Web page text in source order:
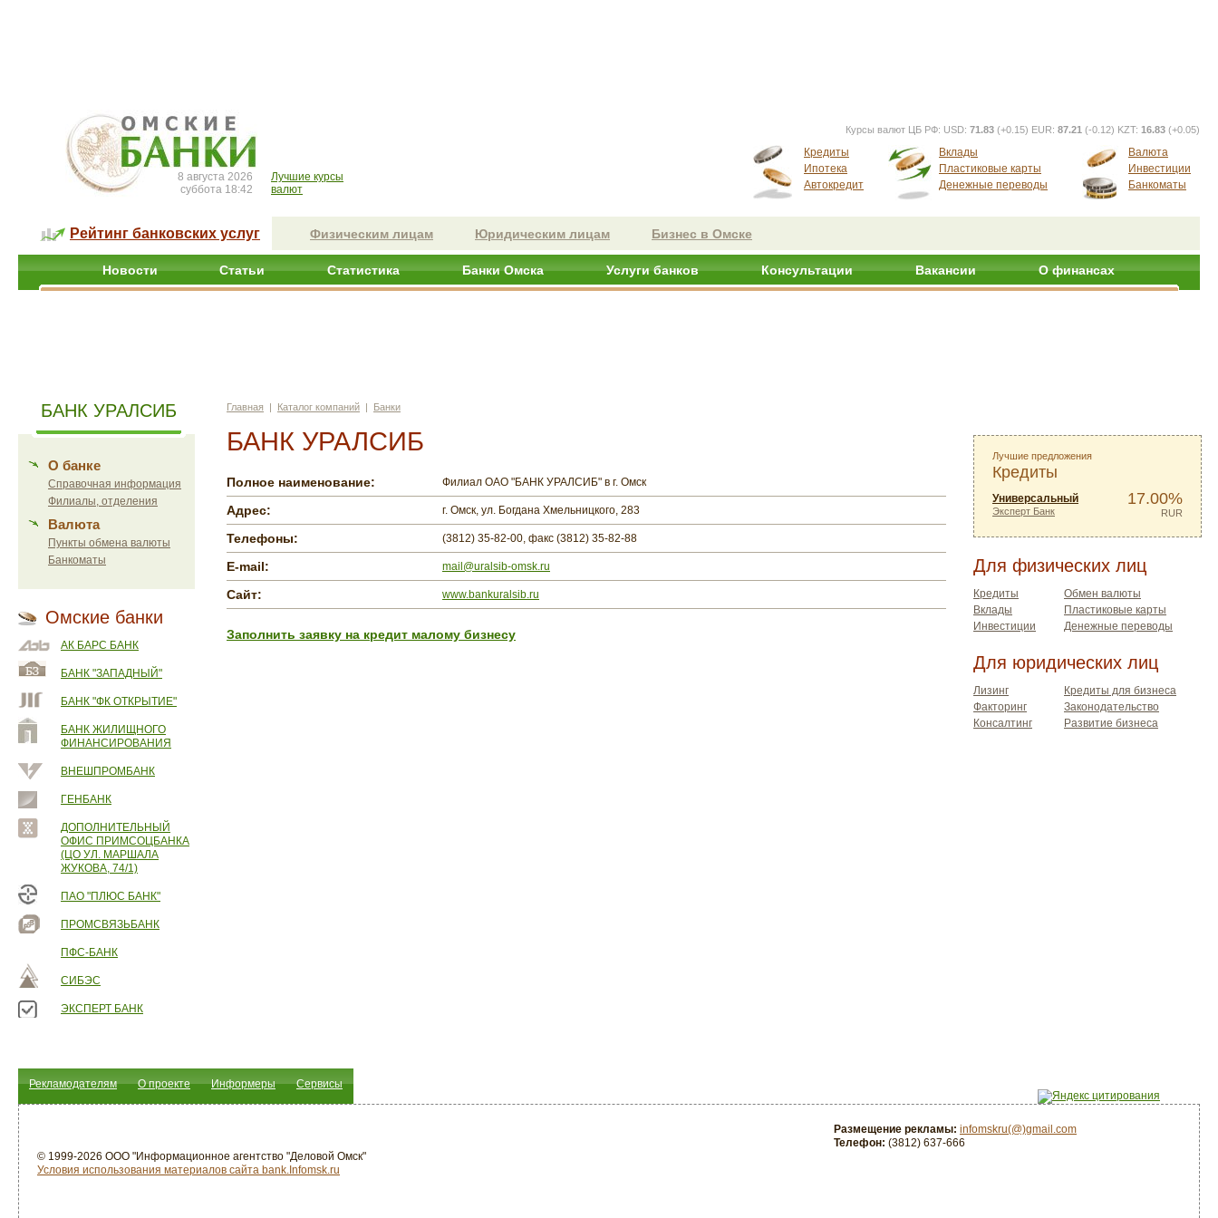
8 августа 2026
суббота 18:42
Лучшие курсы
валют
Курсы валют ЦБ РФ: USD: 71.83 (+0.15) EUR: 87.21 (-0.12) KZT: 16.83 (+0.05)
Кредиты
Ипотека
Автокредит
Вклады
Пластиковые карты
Денежные переводы
Валюта
Инвестиции
Банкоматы
Рейтинг банковских услуг Физическим лицам Юридическим лицам Бизнес в Омске
Новости Статьи Статистика Банки Омска Услуги банков Консультации Вакансии О финансах
БАНК УРАЛСИБ
О банке
Справочная информация
Филиалы, отделения
Валюта
Пункты обмена валюты
Банкоматы
Омские банки
АК БАРС БАНК
БАНК "ЗАПАДНЫЙ"
БАНК "ФК ОТКРЫТИЕ"
БАНК ЖИЛИЩНОГО
ФИНАНСИРОВАНИЯ
ВНЕШПРОМБАНК
ГЕНБАНК
ДОПОЛНИТЕЛЬНЫЙ
ОФИС ПРИМСОЦБАНКА
(ЦО УЛ. МАРШАЛА
ЖУКОВА, 74/1)
ПАО "ПЛЮС БАНК"
ПРОМСВЯЗЬБАНК
ПФС-БАНК
СИБЭС
ЭКСПЕРТ БАНК
Главная | Каталог компаний | Банки
БАНК УРАЛСИБ
Полное наименование: Филиал ОАО "БАНК УРАЛСИБ" в г. Омск
Адрес: г. Омск, ул. Богдана Хмельницкого, 283
Телефоны: (3812) 35-82-00, факс (3812) 35-82-88
E-mail: mail@uralsib-omsk.ru
Сайт: www.bankuralsib.ru
Заполнить заявку на кредит малому бизнесу
Лучшие предложения
Кредиты
Универсальный
Эксперт Банк
17.00%
RUR
Для физических лиц
Кредиты
Вклады
Инвестиции
Обмен валюты
Пластиковые карты
Денежные переводы
Для юридических лиц
Лизинг
Факторинг
Консалтинг
Кредиты для бизнеса
Законодательство
Развитие бизнеса
Рекламодателям О проекте Информеры Сервисы
© 1999-2026 ООО "Информационное агентство "Деловой Омск"
Условия использования материалов сайта bank.Infomsk.ru
Размещение рекламы: infomskru(@)gmail.com
Телефон: (3812) 637-666